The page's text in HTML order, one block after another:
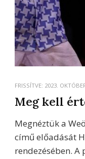
FRISSÍTVE: 2023.
Meg kell
Megnéztük a
című előadását
rendezésében.